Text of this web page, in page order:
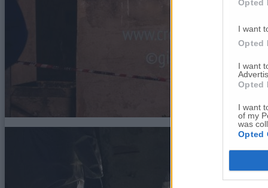
Opted
I want
Opted
I want
Opted
I want
of my
was
Opted